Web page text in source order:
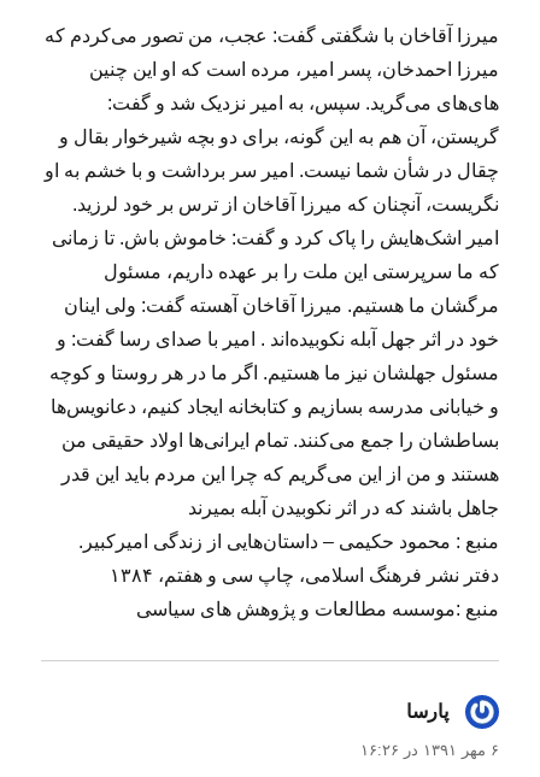
میرزا آقاخان با شگفتی گفت: عجب، من تصور می‌کردم که
میرزا احمدخان، پسر امیر، مرده است که او این چنین
های‌های می‌گرید. سپس، به امیر نزدیک شد و گفت:
گریستن، آن هم به این گونه، برای دو بچه‌ شیرخوار بقال و
چقال در شأن شما نیست. امیر سر برداشت و با خشم به او
نگریست، آنچنان که میرزا آقاخان از ترس بر خود لرزید.
امیر اشک‌هایش را پاک کرد و گفت: خاموش باش. تا زمانی
که ما سرپرستی این ملت را بر عهده داریم، مسئول
مرگشان ما هستیم. میرزا آقاخان آهسته گفت: ولی اینان
خود در اثر جهل آبله نکوبیده‌اند . امیر با صدای رسا گفت: و
مسئول جهلشان نیز ما هستیم. اگر ما در هر روستا و کوچه
و خیابانی مدرسه بسازیم و کتابخانه ایجاد کنیم، دعانویس‌ها
بساطشان را جمع می‌کنند. تمام ایرانی‌ها اولاد حقیقی من
هستند و من از این می‌گریم که چرا این مردم باید این قدر
جاهل باشند که در اثر نکوبیدن آبله بمیرند
منبع : محمود حکیمی – داستان‌هایی از زندگی امیرکبیر.
دفتر نشر فرهنگ اسلامی، چاپ سی و هفتم، ۱۳۸۴
منبع :موسسه مطالعات و پژوهش های سیاسی
پارسا
۶ مهر ۱۳۹۱ در ۱۶:۲۶